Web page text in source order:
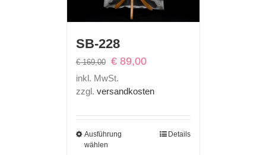
SB-228
€169,00
Ursprünglicher
€89,00Aktueller
inkl. MwSt.
zzgl. versandkosten
Ausführung
wählen
Details